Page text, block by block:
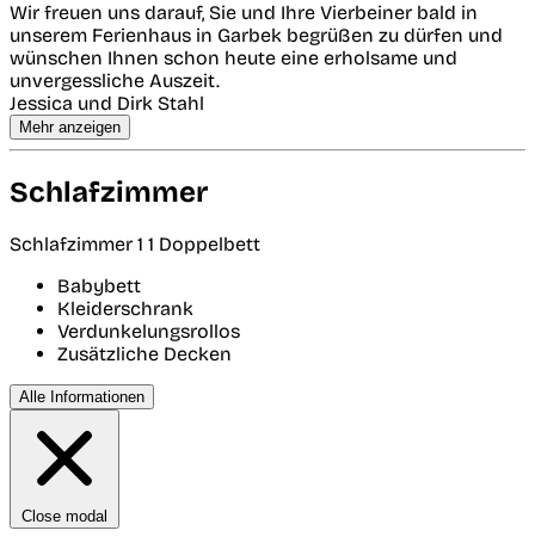
Wir freuen uns darauf, Sie und Ihre Vierbeiner bald in
unserem Ferienhaus in Garbek begrüßen zu dürfen und
wünschen Ihnen schon heute eine erholsame und
unvergessliche Auszeit.
Jessica und Dirk Stahl
Mehr anzeigen
Schlafzimmer
Schlafzimmer 1 1 Doppelbett
Babybett
Kleiderschrank
Verdunkelungsrollos
Zusätzliche Decken
Alle Informationen
Close modal